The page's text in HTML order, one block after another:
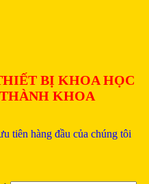
BỊ KHOA HỌC
KHOA
tiên hàng đầu của chúng tôi